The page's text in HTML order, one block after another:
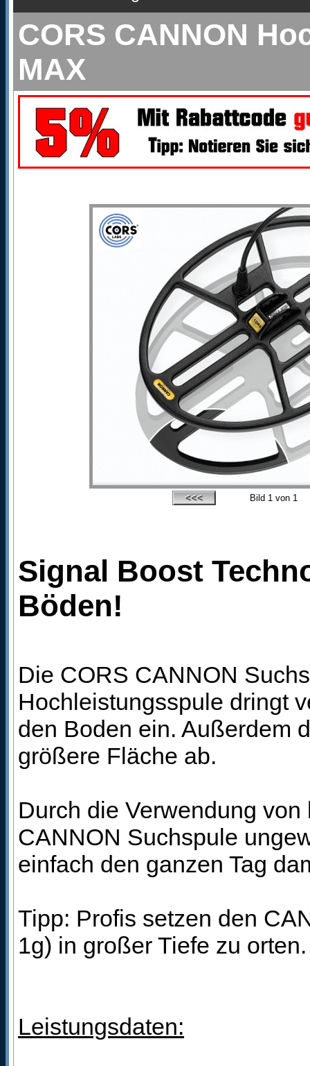
CORS CANNON
MAX
Bild 1 von 1
Signal Boost
Böden!
Die CORS CANNON
Hochleistungsspule dringt
den Boden ein. Außerdem
größere Fläche ab.
Durch die Verwendung
CANNON Suchspule
einfach den ganzen Tag
Tipp: Profis setzen den
1g) in großer Tiefe zu
Leistungsdaten: